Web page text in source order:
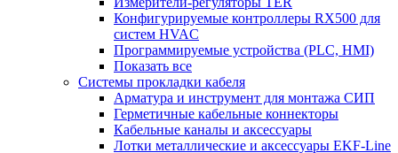
Конфигурируемые контроллеры RX500 для
систем HVAC
Программируемые устройства (PLC, HMI)
Показать все
Системы прокладки кабеля
Арматура и инструмент для монтажа СИП
Герметичные кабельные коннекторы
Кабельные каналы и аксессуары
Лотки металлические и аксессуары EKF-Line